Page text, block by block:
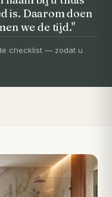
is. Daarom doen
we de tijd."
checklist — zodat u
vernieuwd in